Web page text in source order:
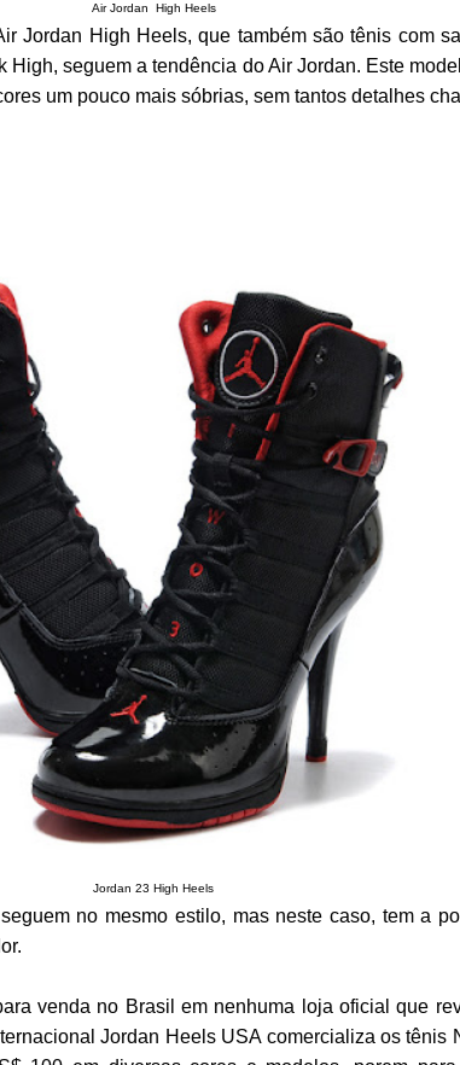
Air Jordan High Heels
Jordan High Heels, que também são tênis com
seguem a tendência do Air Jordan. Este
um pouco mais sóbrias, sem tantos detalhes
Jordan 23 High Heels
no mesmo estilo, mas neste caso, tem a
venda no Brasil em nenhuma loja oficial que
Jordan Heels USA comercializa os tênis